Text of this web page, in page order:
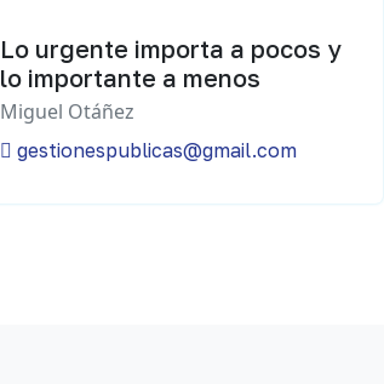
Lo urgente importa a pocos y
lo importante a menos
Miguel Otáñez
gestionespublicas@gmail.com